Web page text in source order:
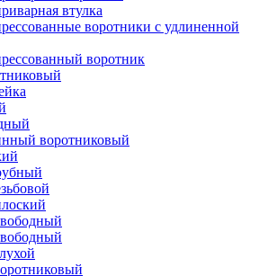
втулка
воротники с удлиненной
воротник
воротниковый